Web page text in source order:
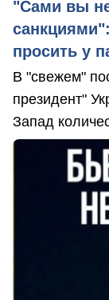
"Сами вы
просить у
В "свежем"
президент"
Запад